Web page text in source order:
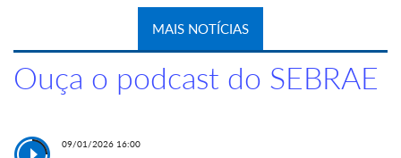
MAIS NOTÍCIAS
Ouça o podcast do SEBRAE
09/01/2026 16:00